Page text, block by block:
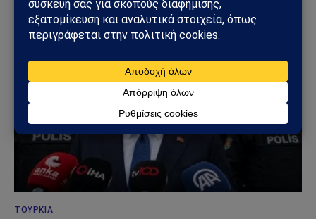
05/07/2026
ΤΟΥΡΚΊΑ